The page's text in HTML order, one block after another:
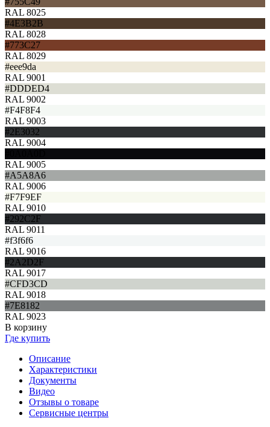
RAL 8025
#4E3B2B
RAL 8028
#773C27
RAL 8029
#eee9da
RAL 9001
#DDDED4
RAL 9002
#F4F8F4
RAL 9003
#2E3032
RAL 9004
RAL 9005
#A5A8A6
RAL 9006
#F7F9EF
RAL 9010
#292C2F
RAL 9011
#f3f6f6
RAL 9016
#2A2D2F
RAL 9017
#CFD3CD
RAL 9018
#7E8182
RAL 9023
В корзину
Где купить
Описание
Характеристики
Документы
Видео
Отзывы о товаре
Сервисные центры